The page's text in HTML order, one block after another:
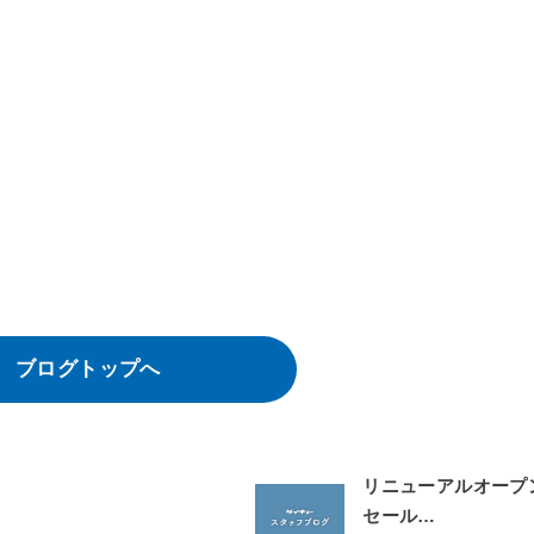
ブログトップへ
リニューアルオープ
セール…